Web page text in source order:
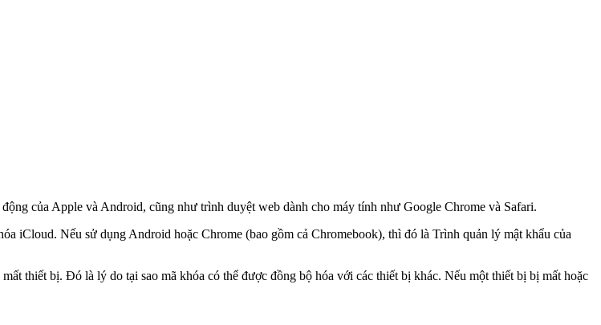
của Apple và Android, cũng như trình duyệt web dành cho máy tính như Google Chrome và Safari.
iCloud. Nếu sử dụng Android hoặc Chrome (bao gồm cả Chromebook), thì đó là Trình quản lý mật khẩu của
thiết bị. Đó là lý do tại sao mã khóa có thể được đồng bộ hóa với các thiết bị khác. Nếu một thiết bị bị mất hoặc